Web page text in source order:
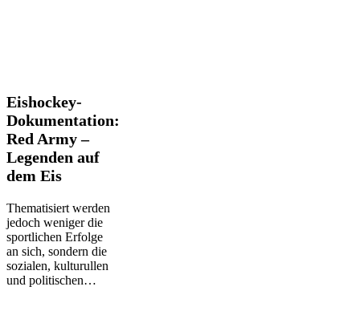
Eishockey-
Dokumentation:
Red
Army
–
Legenden
auf
Eis
Eishockey-
Dokumentation:
Red Army –
Legenden auf
dem Eis
Thematisiert werden
jedoch weniger die
sportlichen Erfolge
an sich, sondern die
sozialen, kulturullen
und politischen…